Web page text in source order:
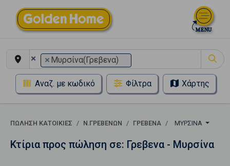
× × Μυρσίνα(Γρεβενα)
Αναζ. με κωδικό Φίλτρα Χάρτης
ΠΏΛΗΣΗ ΚΑΤΟΙΚΊΕΣ Ν.ΓΡΕΒΕΝΩΝ ΓΡΕΒΕΝΑ ΜΥΡΣΊΝΑ
Κτίρια προς πώληση σε: Γρεβενα - Μυρσίνα